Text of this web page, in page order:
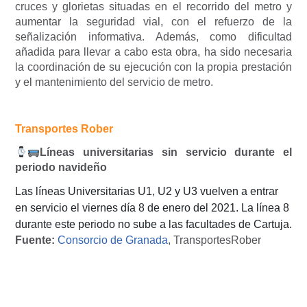
cruces y glorietas situadas en el recorrido del metro y
aumentar la seguridad vial, con el refuerzo de la
señalización informativa. Además, como dificultad
añadida para llevar a cabo esta obra, ha sido necesaria
la coordinación de su ejecución con la propia prestación
y el mantenimiento del servicio de metro.
Transportes Rober
Líneas universitarias sin servicio durante el
periodo navideño
Las líneas Universitarias U1, U2 y U3 vuelven a entrar
en servicio el viernes día 8 de enero del 2021. La línea 8
durante este periodo no sube a las facultades de Cartuja.
Fuente: Consorcio de Granada, TransportesRober